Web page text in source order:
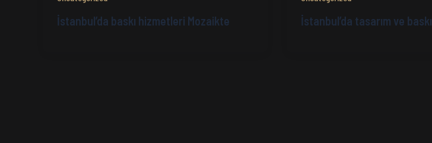
İstanbul’da baskı hizmetleri Mozaikte İstanbul’da tasarım ve baskı